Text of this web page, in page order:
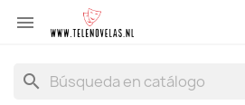

search